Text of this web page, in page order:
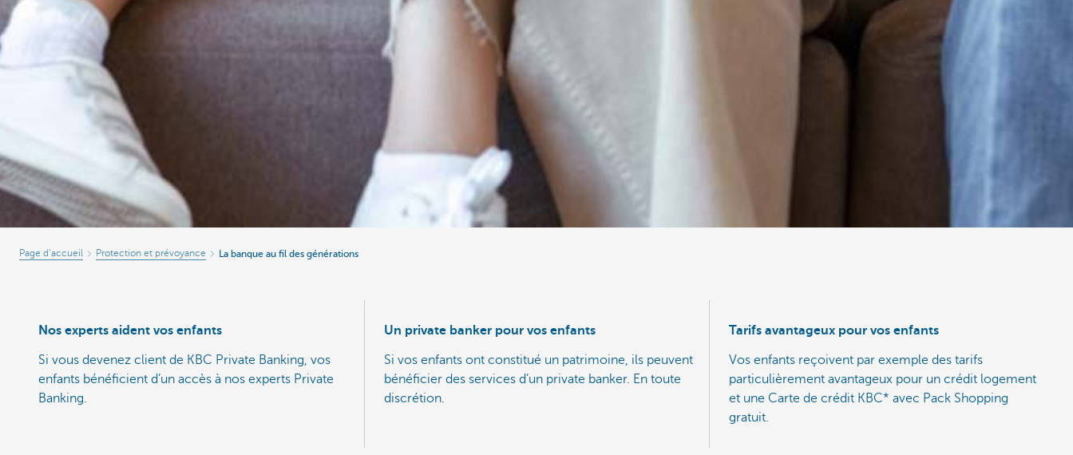
Page d’accueil Protection et prévoyance La banque au fil des générations
Nos experts aident vos enfants
Si vous devenez client de KBC Private Banking, vos
enfants bénéficient d’un accès à nos experts Private
Banking.
Un private banker pour vos enfants
Si vos enfants ont constitué un patrimoine, ils peuvent
bénéficier des services d’un private banker. En toute
discrétion.
Tarifs avantageux pour vos enfants
Vos enfants reçoivent par exemple des tarifs
particulièrement avantageux pour un crédit logement
et une Carte de crédit KBC* avec Pack Shopping
gratuit.